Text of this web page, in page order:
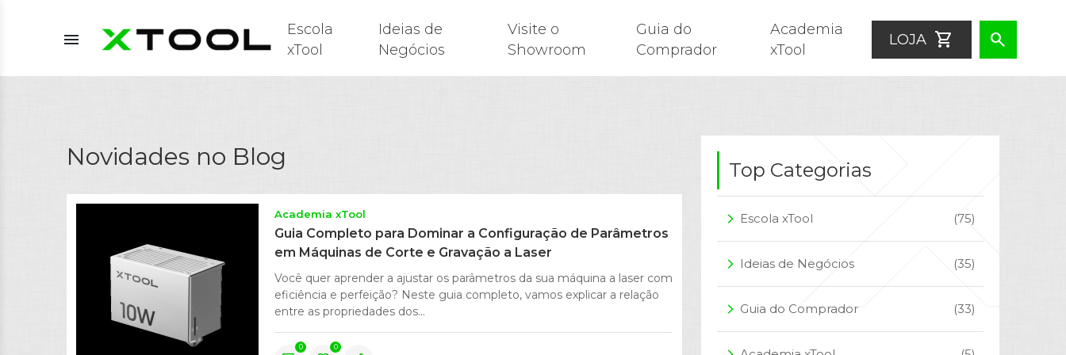
menu
Escola
xTool
Ideias de
Negócios
Visite o
Showroom
Guia do
Comprador
Academia
xTool
LOJA shopping_cart search
Novidades no Blog
Academia xTool
Guia Completo para Dominar a Configuração de Parâmetros
em Máquinas de Corte e Gravação a Laser
Você quer aprender a ajustar os parâmetros da sua máquina a laser com
eficiência e perfeição? Neste guia completo, vamos explicar a relação
entre as propriedades dos...
0 0
Top Categorias
arrow_forward_ios Escola xTool (75)
arrow_forward_ios Ideias de Negócios (35)
arrow_forward_ios Guia do Comprador (33)